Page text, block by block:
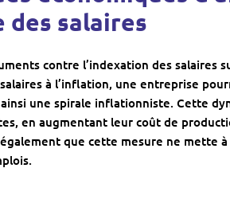
des salaires
contre l’indexation des salaires
à l’inflation, une entreprise
une spirale inflationniste. Cette
en augmentant leur coût de
que cette mesure ne mette